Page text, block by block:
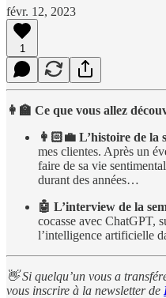
févr. 12, 2023
1
👩‍🏫 Ce que vous allez
👩🏻‍💼 L’histoire de la
mes clientes. Après un
faire de sa vie
durant des années…
🤖 L’interview de la
cocasse avec ChatGPT,
l’intelligence artificielle
👋 Si quelqu’un vous a
vous inscrire à la newsletter de